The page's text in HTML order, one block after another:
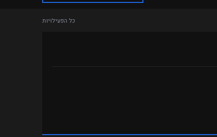
כל הפעילויות